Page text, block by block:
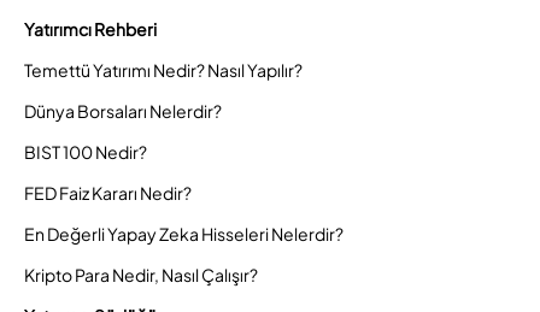
Yatırımcı Rehberi
Temettü Yatırımı Nedir? Nasıl Yapılır?
Dünya Borsaları Nelerdir?
BIST 100 Nedir?
FED Faiz Kararı Nedir?
En Değerli Yapay Zeka Hisseleri Nelerdir?
Kripto Para Nedir, Nasıl Çalışır?